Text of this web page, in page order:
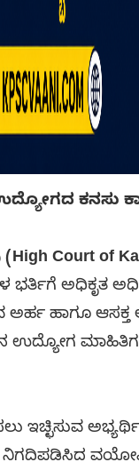
ಕನಸು
Court of
ಭರ್ತಿಗೆ ಅಧಿಕೃತ
ಹಾಗೂ
ಉದ್ಯೋಗ
ಇಚ್ಛಿಸುವ
ನಿಗದಿಪಡಿಸಿದ